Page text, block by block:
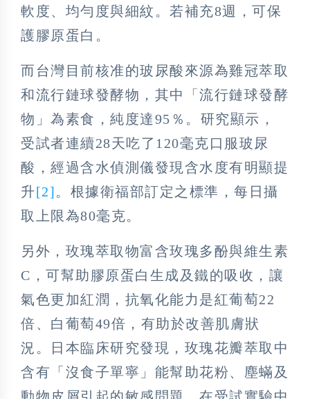
軟度、均勻度與細紋。若補充8週，可保
護膠原蛋白。
而台灣目前核准的玻尿酸來源為雞冠萃取
和流行鏈球發酵物，其中「流行鏈球發酵
物」為素食，純度達95％。研究顯示，
受試者連續28天吃了120毫克口服玻尿
酸，經過含水偵測儀發現含水度有明顯提
升[2]。根據衛福部訂定之標準，每日攝
取上限為80毫克。
另外，玫瑰萃取物富含玫瑰多酚與維生素
C，可幫助膠原蛋白生成及鐵的吸收，讓
氣色更加紅潤，抗氧化能力是紅葡萄22
倍、白葡萄49倍，有助於改善肌膚狀
況。日本臨床研究發現，玫瑰花瓣萃取中
含有「沒食子單寧」能幫助花粉、塵蟎及
動物皮屑引起的敏感問題。在受試實驗中